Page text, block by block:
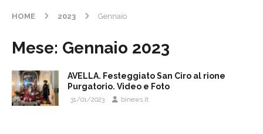
HOME 2023 Gennaio
Mese: Gennaio 2023
AVELLA. Festeggiato San Ciro al rione
Purgatorio. Video e Foto
31/01/2023 binews.it